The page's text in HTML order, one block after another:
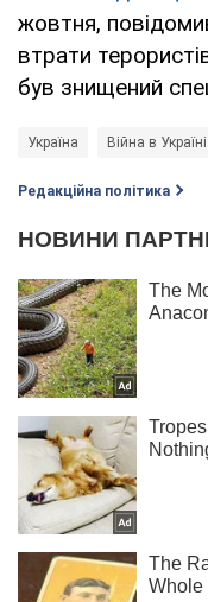
жовтня,
втрати
був знищений
Україна Війна в Україні
Редакційна політика